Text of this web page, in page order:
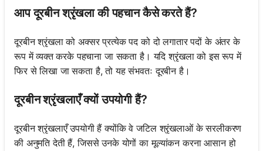
आप दूरबीन श्रृंखला की पहचान कैसे करते हैं?
दूरबीन श्रृंखला को अक्सर प्रत्येक पद को दो लगातार पदों के अंतर के
रूप में व्यक्त करके पहचाना जा सकता है। यदि श्रृंखला को इस रूप में
फिर से लिखा जा सकता है, तो यह संभवतः दूरबीन है।
दूरबीन श्रृंखलाएँ क्यों उपयोगी हैं?
दूरबीन श्रृंखलाएँ उपयोगी हैं क्योंकि वे जटिल श्रृंखलाओं के सरलीकरण
की अनुमति देती हैं, जिससे उनके योगों का मूल्यांकन करना आसान हो